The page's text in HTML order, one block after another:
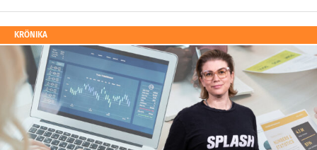
KRÖNIKA